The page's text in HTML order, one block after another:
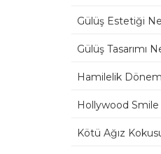
Gülüş Estetiği
Gülüş Tasarımı
Hamilelik
Hollywood Smile
Kötü Ağız